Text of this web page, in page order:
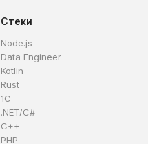
Стеки
Node.js
Data Engineer
Kotlin
Rust
1C
.NET/C#
C++
PHP